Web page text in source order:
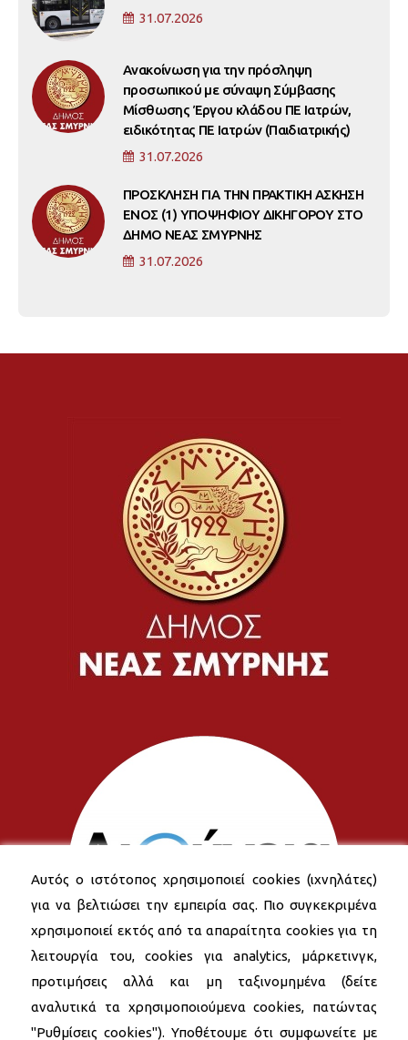
31.07.2026
Ανακοίνωση για την πρόσληψη
προσωπικού με σύναψη Σύμβασης
Μίσθωσης Έργου κλάδου ΠΕ Ιατρών,
ειδικότητας ΠΕ Ιατρών (Παιδιατρικής)
31.07.2026
ΠΡΟΣΚΛΗΣΗ ΓΙΑ ΤΗΝ ΠΡΑΚΤΙΚΗ ΑΣΚΗΣΗ
ΕΝΟΣ (1) ΥΠΟΨΗΦΙΟΥ ΔΙΚΗΓΟΡΟΥ ΣΤΟ
ΔΗΜΟ ΝΕΑΣ ΣΜΥΡΝΗΣ
31.07.2026
Αυτός ο ιστότοπος χρησιμοποιεί cookies (ιχνηλάτες)
για να βελτιώσει την εμπειρία σας. Πιο συγκεκριμένα
χρησιμοποιεί εκτός από τα απαραίτητα cookies για τη
λειτουργία του, cookies για analytics, μάρκετινγκ,
προτιμήσεις αλλά και μη ταξινομημένα (δείτε
αναλυτικά τα χρησιμοποιούμενα cookies, πατώντας
"Ρυθμίσεις cookies"). Υποθέτουμε ότι συμφωνείτε με